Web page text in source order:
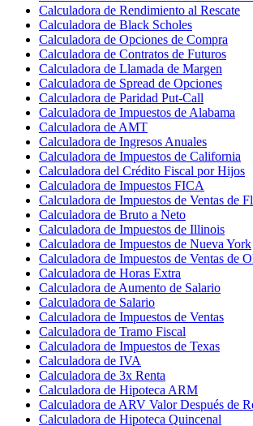
Calculadora de Rendimiento al Rescate
Calculadora de Black Scholes
Calculadora de Opciones de Compra
Calculadora de Contratos de Futuros
Calculadora de Llamada de Margen
Calculadora de Spread de Opciones
Calculadora de Paridad Put-Call
Calculadora de Impuestos de Alabama
Calculadora de AMT
Calculadora de Ingresos Anuales
Calculadora de Impuestos de California
Calculadora del Crédito Fiscal por Hijos
Calculadora de Impuestos FICA
Calculadora de Impuestos de Ventas de
Calculadora de Bruto a Neto
Calculadora de Impuestos de Illinois
Calculadora de Impuestos de Nueva York
Calculadora de Impuestos de Ventas de
Calculadora de Horas Extra
Calculadora de Aumento de Salario
Calculadora de Salario
Calculadora de Impuestos de Ventas
Calculadora de Tramo Fiscal
Calculadora de Impuestos de Texas
Calculadora de IVA
Calculadora de 3x Renta
Calculadora de Hipoteca ARM
Calculadora de ARV Valor Después de
Calculadora de Hipoteca Quincenal